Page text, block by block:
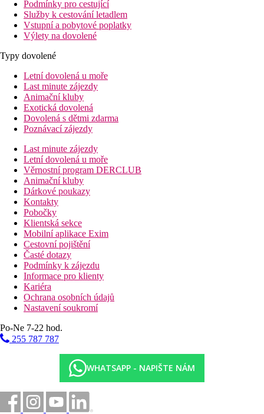
Podmínky pro cestující
Služby k cestování letadlem
Vstupní a pobytové poplatky
Výlety na dovolené
Typy dovolené
Letní dovolená u moře
Last minute zájezdy
Animační kluby
Exotická dovolená
Dovolená s dětmi zdarma
Poznávací zájezdy
Last minute zájezdy
Letní dovolená u moře
Věrnostní program DERCLUB
Animační kluby
Dárkové poukazy
Kontakty
Pobočky
Klientská sekce
Mobilní aplikace Exim
Cestovní pojištění
Časté dotazy
Podmínky k zájezdu
Informace pro klienty
Kariéra
Ochrana osobních údajů
Nastavení soukromí
Po-Ne 7-22 hod.
255 787 787
WHATSAPP - NAPIŠTE NÁM